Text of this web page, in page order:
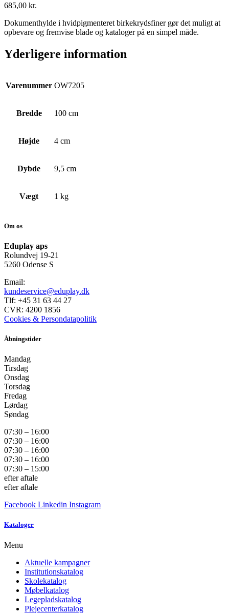
685,00 kr.
Dokumenthylde i hvidpigmenteret birkekrydsfiner gør det muligt at
opbevare og fremvise blade og kataloger på en simpel måde.
Yderligere information
Varenummer OW7205
Bredde 100 cm
Højde 4 cm
Dybde 9,5 cm
Vægt 1 kg
Om os
Eduplay aps
Rolundvej 19-21
5260 Odense S
Email:
kundeservice@eduplay.dk
Tlf: +45 31 63 44 27
CVR: 4200 1856
Cookies & Persondatapolitik
Åbningstider
Mandag
Tirsdag
Onsdag
Torsdag
Fredag
Lørdag
Søndag
07:30 – 16:00
07:30 – 16:00
07:30 – 16:00
07:30 – 16:00
07:30 – 15:00
efter aftale
efter aftale
Facebook Linkedin Instagram
Kataloger
Menu
Aktuelle kampagner
Institutionskatalog
Skolekatalog
Møbelkatalog
Legepladskatalog
Plejecenterkatalog